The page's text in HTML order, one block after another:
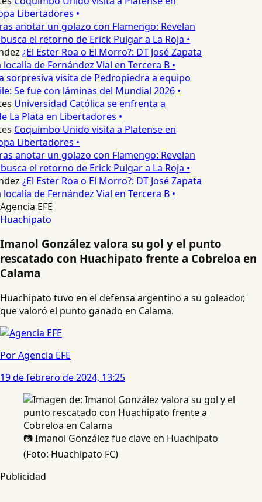
Libertadores •
anotar un golazo con Flamengo: Revelan
el retorno de Erick Pulgar a La Roja •
¿El Ester Roa o El Morro?: DT José Zapata
de Fernández Vial en Tercera B •
sorpresiva visita de Pedropiedra a equipo
Se fue con láminas del Mundial 2026 •
Universidad Católica se enfrenta a
La Plata en Libertadores •
Coquimbo Unido visita a Platense en
Libertadores •
anotar un golazo con Flamengo: Revelan
el retorno de Erick Pulgar a La Roja •
¿El Ester Roa o El Morro?: DT José Zapata
de Fernández Vial en Tercera B •
Agencia EFE
Huachipato
Imanol González valora su gol y el punto
rescatado con Huachipato frente a Cobreloa en
Calama
Huachipato tuvo en el defensa argentino a su goleador,
que valoró el punto ganado en Calama.
Por Agencia EFE
19 de febrero de 2024, 13:25
📷 Imanol González fue clave en Huachipato
(Foto: Huachipato FC)
Publicidad